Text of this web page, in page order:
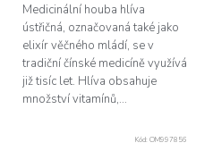
Medicinální houba hlíva
ústřičná, označovaná také jako
elixír věčného mládí, se v
tradiční čínské medicíně využívá
již tisíc let. Hlíva obsahuje
množství vitamínů,...
Kód: OM997856